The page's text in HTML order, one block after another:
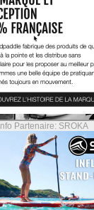
Info Partenaire: SROKA